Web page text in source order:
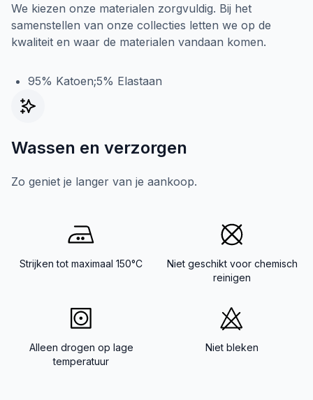
We kiezen onze materialen zorgvuldig. Bij het
samenstellen van onze collecties letten we op de
kwaliteit en waar de materialen vandaan komen.
95% Katoen;5% Elastaan
Wassen en verzorgen
Zo geniet je langer van je aankoop.
Strijken tot maximaal 150°C
Niet geschikt voor chemisch
reinigen
Alleen drogen op lage
temperatuur
Niet bleken